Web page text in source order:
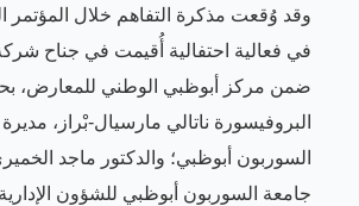
وقد وُقعت مذكرة التفاهم خلال المؤتمر
في فعالية احتفالية أُقيمت في جناح
ضمن مركز أبوظبي الوطني للمعارض،
البروفيسورة ناتالي مارسيال-بْراز،
السوربون أبوظبي؛ والدكتور ماجد
جامعة السوربون أبوظبي للشؤون الإدارية